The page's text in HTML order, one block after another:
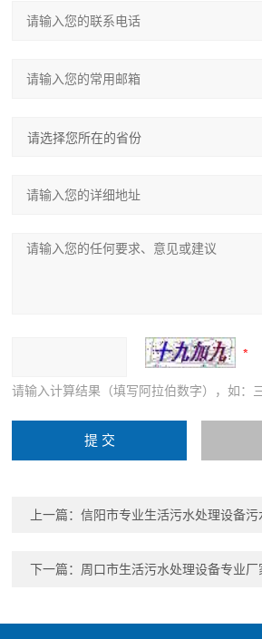
请输入计算结果（填写阿拉伯数字），如：
上一篇：信阳市专业生活污水处理设备
下一篇： 周口市生活污水处理设备专业厂